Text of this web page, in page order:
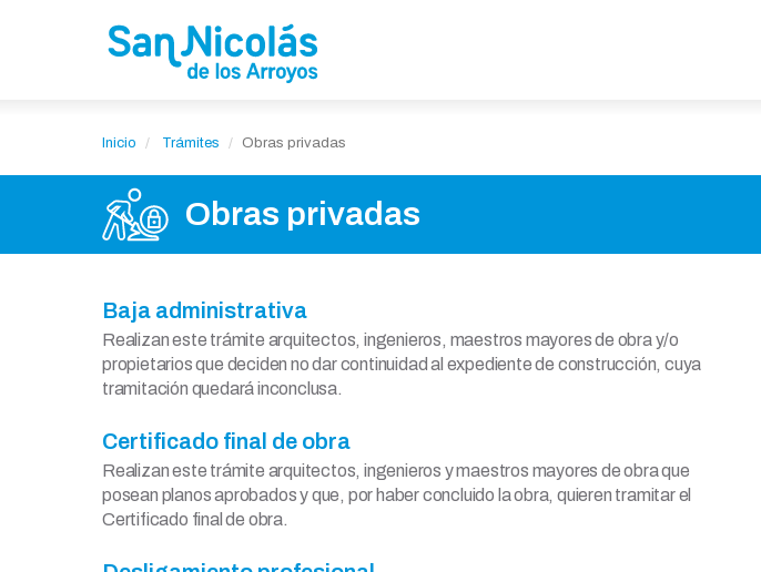
Inicio Trámites Obras privadas
Obras privadas
Baja administrativa
Realizan este trámite arquitectos, ingenieros, maestros mayores de obra y/o
propietarios que deciden no dar continuidad al expediente de construcción, cuya
tramitación quedará inconclusa.
Certificado final de obra
Realizan este trámite arquitectos, ingenieros y maestros mayores de obra que
posean planos aprobados y que, por haber concluido la obra, quieren tramitar el
Certificado final de obra.